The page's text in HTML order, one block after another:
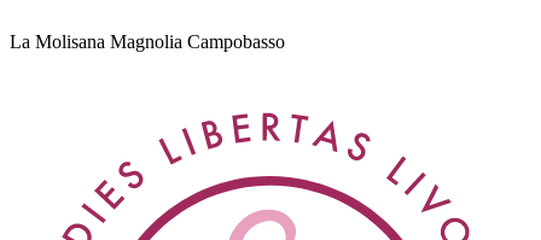
La Molisana Magnolia Campobasso